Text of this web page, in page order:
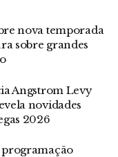
nova temporada
sobre grandes
Angstrom Levy
novidades
2026